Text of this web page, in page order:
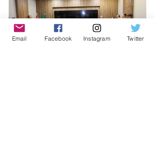
Email Facebook Instagram Twitter